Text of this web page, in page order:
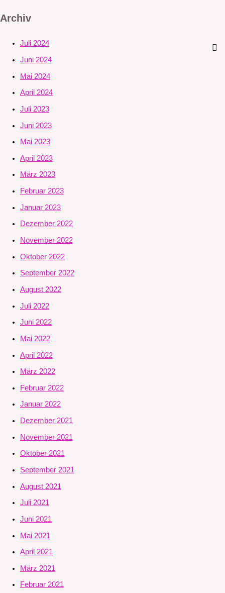
Archiv
Juli 2024
Juni 2024
Mai 2024
April 2024
Juli 2023
Juni 2023
Mai 2023
April 2023
März 2023
Februar 2023
Januar 2023
Dezember 2022
November 2022
Oktober 2022
September 2022
August 2022
Juli 2022
Juni 2022
Mai 2022
April 2022
März 2022
Februar 2022
Januar 2022
Dezember 2021
November 2021
Oktober 2021
September 2021
August 2021
Juli 2021
Juni 2021
Mai 2021
April 2021
März 2021
Februar 2021